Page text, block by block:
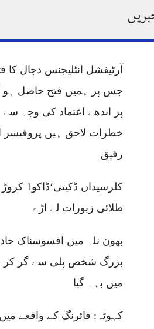
قربان
آرٹیفشل انٹلیجنس دجال کا
پر اندھے اعتماد کی وجہ
خطرات لاحق ہیں پروفیسر
رفیق
کلرسیداں
طلائی زیورات لے اڑے
بھون نلہ میں افسوسناک
بزرگ شخص پلی سے گر کر
میں بہہ گیا
کہوٹہ: فائرنگ کے واقعے